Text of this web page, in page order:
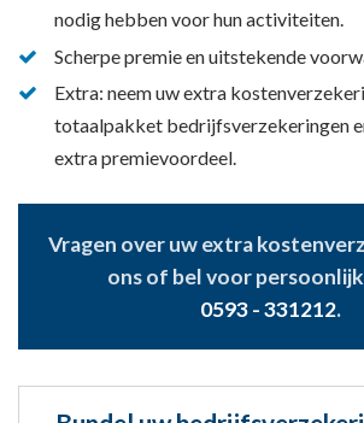
nodig hebben voor hun activiteiten.
Scherpe premie en uitstekende
Extra: neem uw extra
totaalpakket bedrijfsverzekeringen
extra premievoordeel.
Vragen over uw extra
ons of bel voor
0593 - 331212.